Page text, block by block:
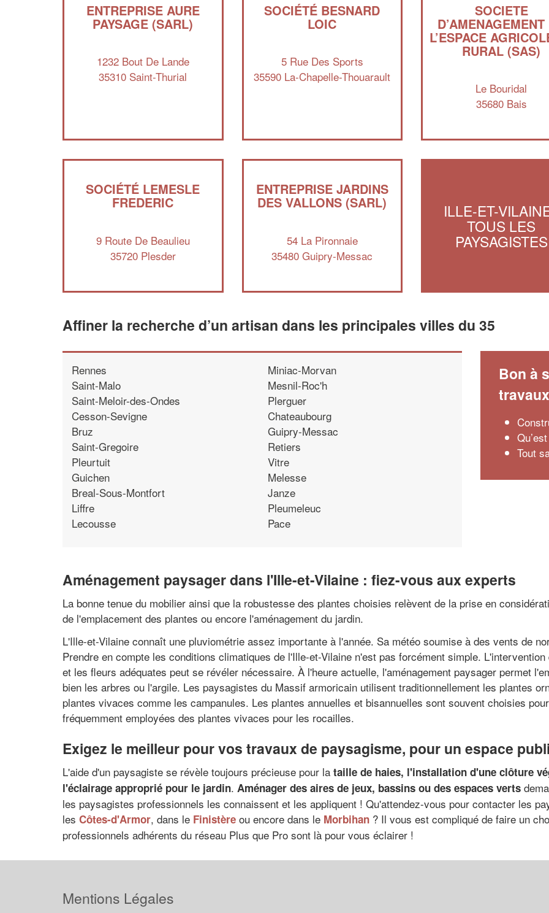
ENTREPRISE AURE
PAYSAGE (SARL)
1232 Bout De Lande
35310 Saint-Thurial
SOCIÉTÉ BESNARD
LOIC
5 Rue Des Sports
35590 La-Chapelle-Thouarault
SOCIETE
D’AMENAGEMENT
L’ESPACE
RURAL (SAS)
Le Bouridal
35680 Bais
SOCIÉTÉ LEMESLE
FREDERIC
9 Route De Beaulieu
35720 Plesder
ENTREPRISE JARDINS
DES VALLONS (SARL)
54 La Pironnaie
35480 Guipry-Messac
ILLE-ET-
TOUS LES
PAYSAGISTES
Affiner la recherche d’un artisan dans les principales villes du 35
Rennes
Saint-Malo
Saint-Meloir-des-Ondes
Cesson-Sevigne
Bruz
Saint-Gregoire
Pleurtuit
Guichen
Breal-Sous-Montfort
Liffre
Lecousse
Miniac-Morvan
Mesnil-Roc'h
Plerguer
Chateaubourg
Guipry-Messac
Retiers
Vitre
Melesse
Janze
Pleumeleuc
Pace
Bon à
travaux
Tout
Aménagement paysager dans l'Ille-et-Vilaine : fiez-vous aux experts
La bonne tenue du mobilier ainsi que la robustesse des plantes choisies relèvent de la prise en
de l'emplacement des plantes ou encore l'aménagement du jardin.
L'Ille-et-Vilaine connaît une pluviométrie assez importante à l'année. Sa météo soumise à des vents de
Prendre en compte les conditions climatiques de l'Ille-et-Vilaine n'est pas forcément simple.
et les fleurs adéquates peut se révéler nécessaire. À l'heure actuelle, l'aménagement paysager permet
bien les arbres ou l'argile. Les paysagistes du Massif armoricain utilisent traditionnellement les plantes
plantes vivaces comme les campanules. Les plantes annuelles et bisannuelles sont souvent choisies
fréquemment employées des plantes vivaces pour les rocailles.
Exigez le meilleur pour vos travaux de paysagisme, pour un espace
L'aide d'un paysagiste se révèle toujours précieuse pour la taille de haies, l'installation d'une clôture
l'éclairage approprié pour le jardin. Aménager des aires de jeux, bassins ou des espaces verts
les paysagistes professionnels les connaissent et les appliquent ! Qu'attendez-vous pour contacter les
les Côtes-d'Armor, dans le Finistère ou encore dans le Morbihan ? Il vous est compliqué de faire un
professionnels adhérents du réseau Plus que Pro sont là pour vous éclairer !
Mentions Légales